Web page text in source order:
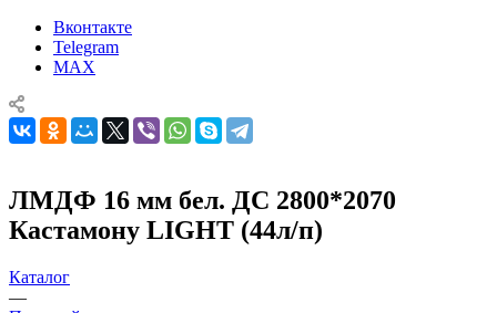
Вконтакте
Telegram
MAX
ЛМДФ 16 мм бел. ДС 2800*2070
Кастамону LIGHT (44л/п)
Каталог
—